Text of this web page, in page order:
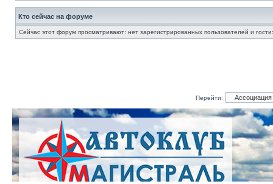
Кто сейчас на форуме
Сейчас этот форум просматривают: нет зарегистрированных пользователей и
Перейти: